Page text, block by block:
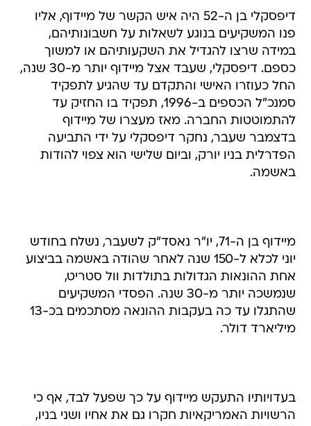
דיפסקלי בן ה-52 היה איש הקשר של מיידוף, אליו
פנו המשקיעים בנוגע לשאלות על חשבונותיהם,
במידה שרצו להגדיל את השקעותיהם או למשוך
כספם. דיפסקלי, שעבד אצל מיידוף יותר מ-30 שנה,
החל כעוזרו האישי והתקדם עד שהגיע לתפקיד
סמנכ"ל הכספים ב-1996, תפקיד בו החזיק עד
להתמוטטות החברה. מאז מעצרו של מיידוף
בדצמבר שעבר, נחקר דיפסקלי על ידי התביעה
הפדרלית בניו יורק, וביום שלישי הוא צפוי להודות
באשמה.
מיידוף בן ה-71, יו"ר נאסד"ק לשעבר, נשלח בחודש
יוני לכלא ל-150 שנה לאחר שהודה באשמה בביצוע
אחת ההונאות הגדולות בתולדות וול סטריט,
שנמשכה יותר מ-30 שנה. הפסדי המשקיעים
שהתגלו עד כה בעקבות ההונאה מסתכמים בכ-13
מיליארד דולר.
בעדויותיו התעקש מיידוף על כך שפעל לבד, אף כי
הרשויות האמריקאיות חקרו גם את אחיו ושני בניו,